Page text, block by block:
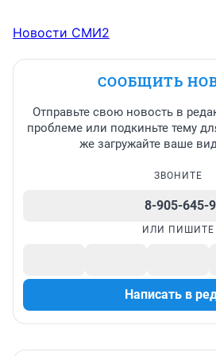
Новости СМИ2
СООБЩИТЬ
Отправьте свою новость в
проблеме или подкиньте тему
же загружайте ваше
ЗВОНИТЕ
8-905-645-
ИЛИ ПИШИТЕ
Написать в